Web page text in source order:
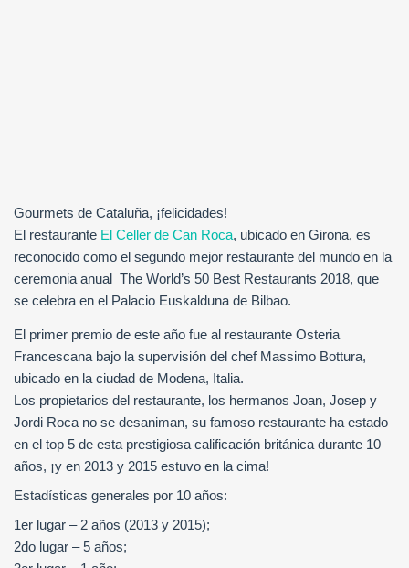
Gourmets de Cataluña, ¡felicidades!
El restaurante El Celler de Can Roca, ubicado en Girona, es
reconocido como el segundo mejor restaurante del mundo en la
ceremonia anual The World’s 50 Best Restaurants 2018, que
se celebra en el Palacio Euskalduna de Bilbao.
El primer premio de este año fue al restaurante Osteria
Francescana bajo la supervisión del chef Massimo Bottura,
ubicado en la ciudad de Modena, Italia.
Los propietarios del restaurante, los hermanos Joan, Josep y
Jordi Roca no se desaniman, su famoso restaurante ha estado
en el top 5 de esta prestigiosa calificación británica durante 10
años, ¡y en 2013 y 2015 estuvo en la cima!
Estadísticas generales por 10 años:
1er lugar – 2 años (2013 y 2015);
2do lugar – 5 años;